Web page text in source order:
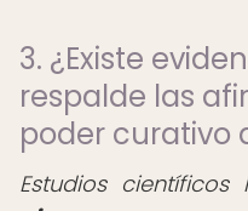
3. ¿Existe
respalde las
poder curativo
Estudios